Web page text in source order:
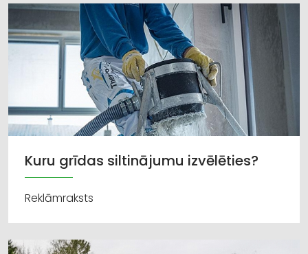
Kuru grīdas siltinājumu izvēlēties?
Reklāmraksts